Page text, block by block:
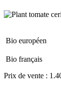
Bio européen
Bio français
Prix de vente :